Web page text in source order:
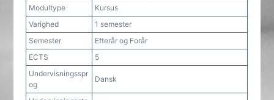
Modultype
Kursus
Varighed
1 semester
Semester
Efterår og Forår
ECTS
5
Undervisningsspr
og
Dansk